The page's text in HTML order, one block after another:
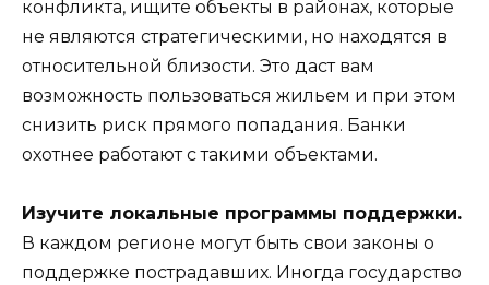
конфликта, ищите объекты в районах, которые
не являются стратегическими, но находятся в
относительной близости. Это даст вам
возможность пользоваться жильем и при этом
снизить риск прямого попадания. Банки
охотнее работают с такими объектами.
Изучите локальные программы поддержки.
В каждом регионе могут быть свои законы о
поддержке пострадавших. Иногда государство